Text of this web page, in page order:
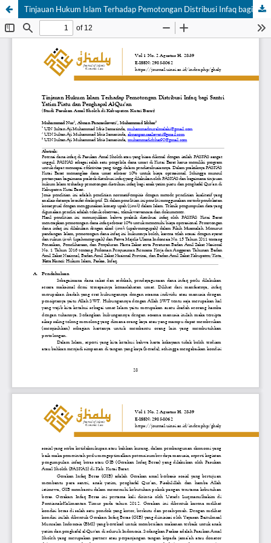
Tinjauan Hukum Islam Terhadap Pemotongan Distribusi Infaq bagi Santri Yatim Piatu dan Penghapal Al-Qur'an